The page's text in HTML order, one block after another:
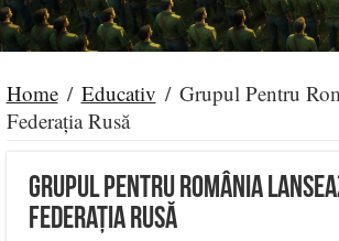
Home / Educativ / Grupul Pentru
Federația Rusă
Grupul Pentru România
Federația Rusă